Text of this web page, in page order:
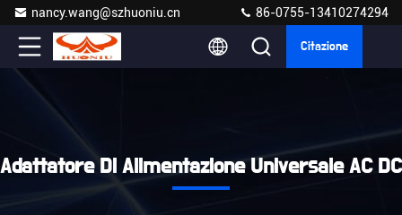
nancy.wang@szhuoniu.cn 86-0755-13410274294
Citazione
Adattatore Di Alimentazione Universale AC DC